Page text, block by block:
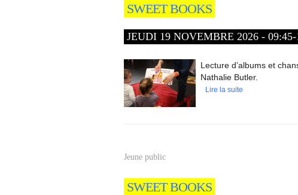
SWEET BOOKS
JEUDI 19 NOVEMBRE 2026 - 09:45-
Lecture d’albums et
Nathalie Butler.
Lire la suite
Jeune public
SWEET BOOKS